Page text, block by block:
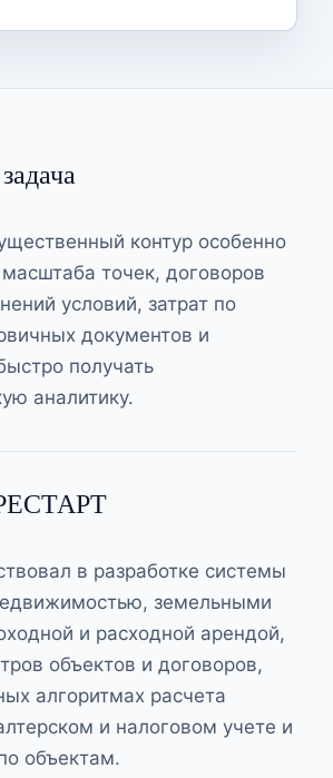
контур особенно
точек, договоров
условий, затрат по
документов и
получать
аналитику.
в разработке системы
земельными
и расходной арендой,
объектов и договоров,
алгоритмах расчета
и налоговом учете и
объектам.